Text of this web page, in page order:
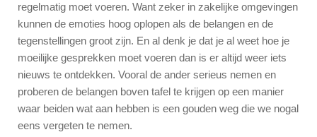
regelmatig moet voeren. Want zeker in zakelijke omgevingen
kunnen de emoties hoog oplopen als de belangen en de
tegenstellingen groot zijn. En al denk je dat je al weet hoe je
moeilijke gesprekken moet voeren dan is er altijd weer iets
nieuws te ontdekken. Vooral de ander serieus nemen en
proberen de belangen boven tafel te krijgen op een manier
waar beiden wat aan hebben is een gouden weg die we nogal
eens vergeten te nemen.